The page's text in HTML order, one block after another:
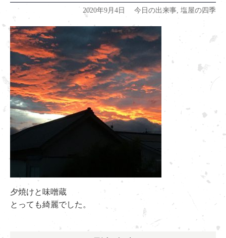
2020年9月4日 今日の出来事, 塩屋の四季
夕焼けと味噌蔵
とっても綺麗でした。